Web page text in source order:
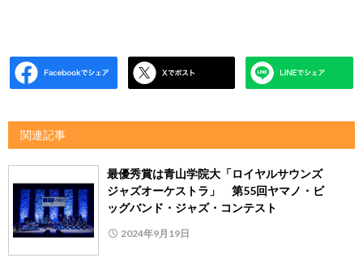
関連記事
最優秀賞は青山学院大「ロイヤルサウンズ
ジャズオーケストラ」 第55回ヤマノ・ビ
ッグバンド・ジャズ・コンテスト
2024年9月19日